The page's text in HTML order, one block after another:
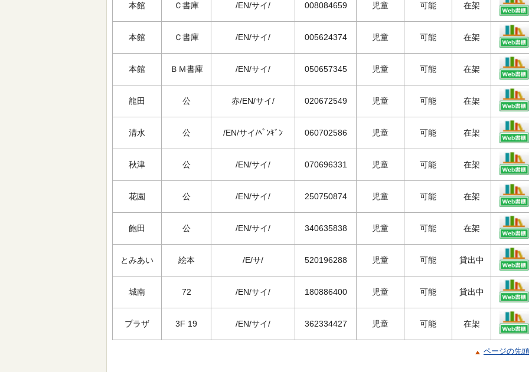
本館 Ｃ書庫 /EN/サイ/ 008084659 児童 可能 在架
本館 Ｃ書庫 /EN/サイ/ 005624374 児童 可能 在架
本館 ＢＭ書庫 /EN/サイ/ 050657345 児童 可能 在架
龍田 公 赤/EN/サイ/ 020672549 児童 可能 在架
清水 公 /EN/サイ/ﾍﾟﾝｷﾞﾝ 060702586 児童 可能 在架
秋津 公 /EN/サイ/ 070696331 児童 可能 在架
花園 公 /EN/サイ/ 250750874 児童 可能 在架
飽田 公 /EN/サイ/ 340635838 児童 可能 在架
とみあい 絵本 /E/サ/ 520196288 児童 可能 貸出中
城南 72 /EN/サイ/ 180886400 児童 可能 貸出中
プラザ 3F 19 /EN/サイ/ 362334427 児童 可能 在架
ページの先